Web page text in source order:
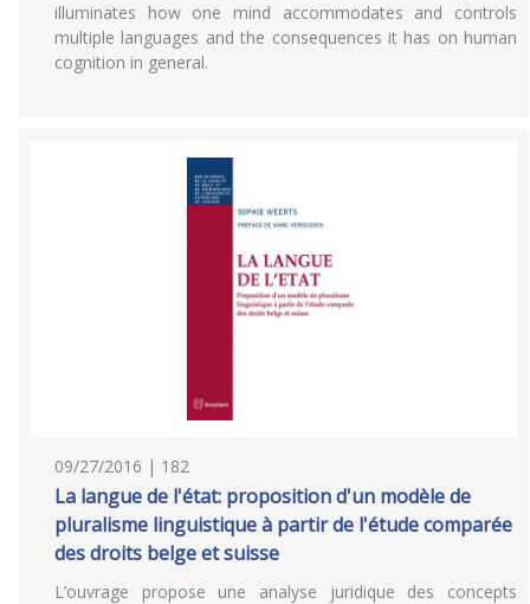
illuminates how one mind accommodates and controls
multiple languages and the consequences it has on human
cognition in general.
09/27/2016 | 182
La langue de l'état: proposition d'un modèle de
pluralisme linguistique à partir de l'étude comparée
des droits belge et suisse
L’ouvrage propose une analyse juridique des concepts